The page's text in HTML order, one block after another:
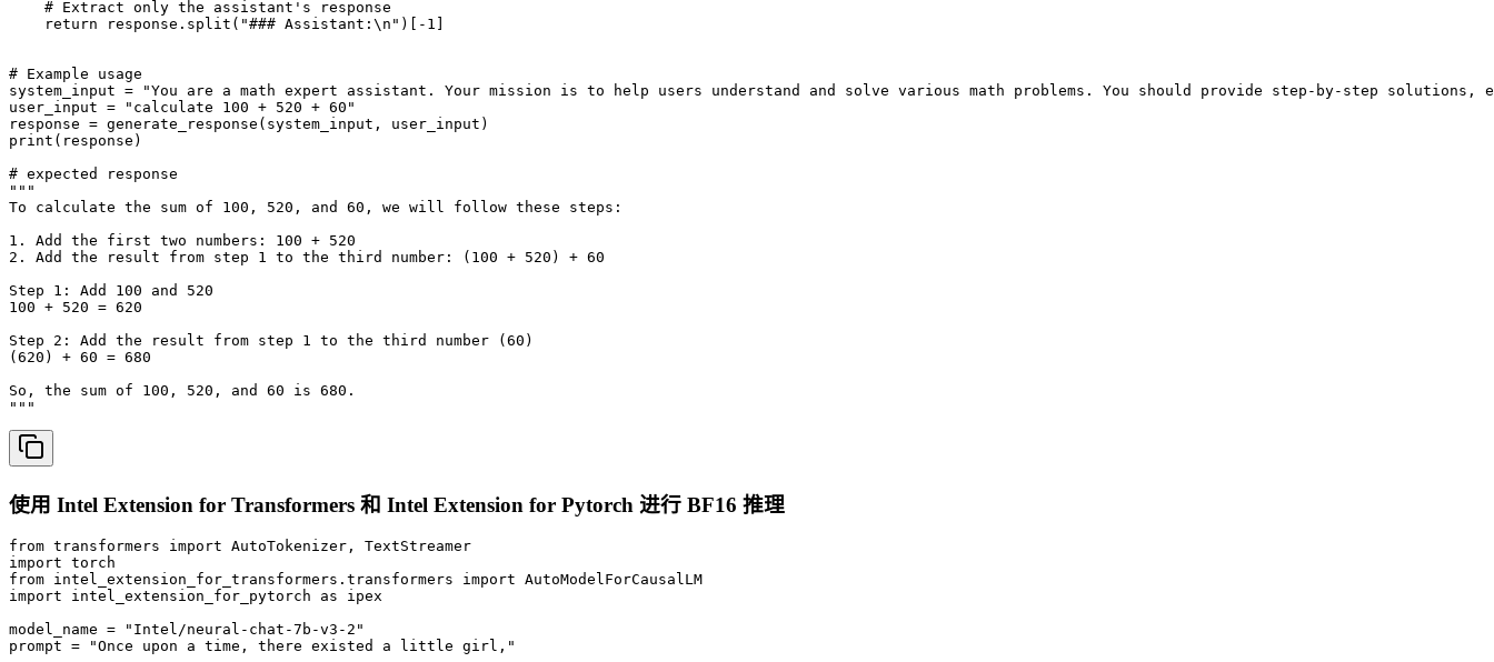
    # Extract only the assistant's response
    return response.split("### Assistant:\n")[-1]
# Example usage
system_input = "You are a math expert assistant. Your mission is to help users understand and solve various math problems. You should provide step-by-step
user_input = "calculate 100 + 520 + 60"
response = generate_response(system_input, user_input)
print(response)
# expected response
"""
To calculate the sum of 100, 520, and 60, we will follow these steps:
1. Add the first two numbers: 100 + 520
2. Add the result from step 1 to the third number: (100 + 520) + 60
Step 1: Add 100 and 520
100 + 520 = 620
Step 2: Add the result from step 1 to the third number (60)
(620) + 60 = 680
So, the sum of 100, 520, and 60 is 680.
"""
使用 Intel Extension for Transformers 和 Intel Extension for Pytorch 进行 BF16 推理
from transformers import AutoTokenizer, TextStreamer
import torch
from intel_extension_for_transformers.transformers import AutoModelForCausalLM
import intel_extension_for_pytorch as ipex
model_name = "Intel/neural-chat-7b-v3-2"
prompt = "Once upon a time, there existed a little girl,"